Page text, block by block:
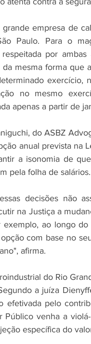
grande empresa de
Paulo. Para o
por
da mesma forma
exercício,
no mesmo
apenas a partir de
do ASBZ
anual prevista na
a isonomia de
pela folha de
decisões não
na Justiça a
ao longo
com base no
afirma.
do Rio
a juíza
efetivada pelo
Público venha a
específica do